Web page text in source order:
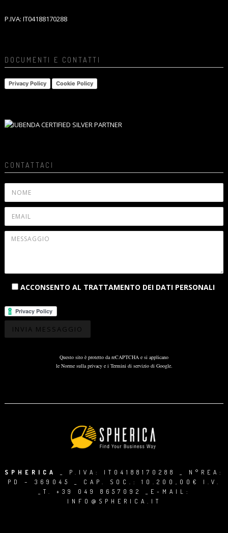
P.IVA: IT04188170288
DOCUMENTI E CONTATTI
Privacy Policy Cookie Policy
CONTATTACI
ACCONSENTO AL TRATTAMENTO DEI DATI PERSONALI
Questo sito è protetto da reCAPTCHA e si applicano
le Norme sulla privacye i Termini di serviziodi Google.
SPHERICA
_ P.IVA: IT04188170288 _ N°REA:
PD – 369045 _ CAP. SOC.: 10.200,00€ I.V.
_T. +39 049 8657092
_E-MAIL:
INFO@SPHERICA.IT